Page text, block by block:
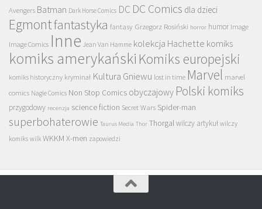
Avengers Batman Dark Horse Comics DC DC Comics dla dzieci
Egmontfantastyka fantasy Grzegorz Rosiński horror humor Image
Image Comics Inne Jean Van Hamme kolekcja Hachette komiks
komiks amerykański Komiks europejski
komiks historyczny kryminał Kultura Gniewu lost in time Marvel marvel
comics Nagle Comics Non Stop Comics obyczajowy Polski komiks
przygodowy recenzja science fiction Secret Wars Spider-man
superbohaterowie Taurus Media Thor Thorgal wilczy artykuł wilczy
komiks wilk WKKM X-men zapowiedzi